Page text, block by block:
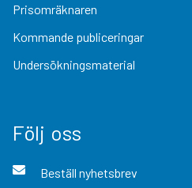
Prisomräknaren
Kommande publiceringar
Undersökningsmaterial
Följ oss
Beställ nyhetsbrev